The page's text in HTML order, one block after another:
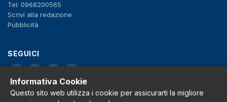
Tel: 0968200565
Scrivi alla redazione
Pubblicità
SEGUICI
Privacy Policy
Informativa Cookie
Questo sito web utilizza i cookie per assicurarti la migliore